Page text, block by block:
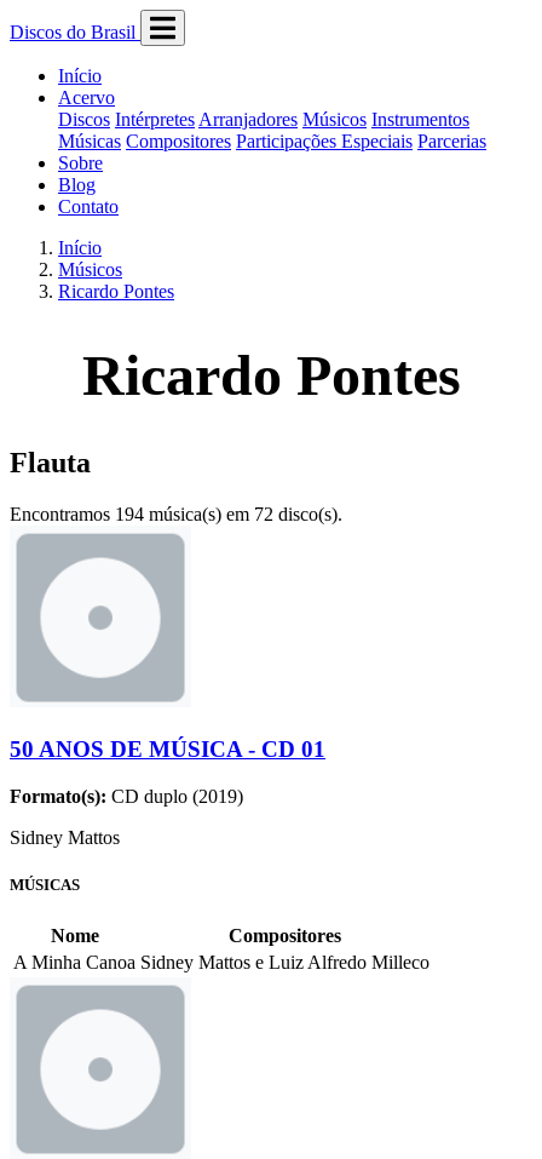
Discos do Brasil
Início
Acervo
Discos Intérpretes Arranjadores Músicos Instrumentos
Músicas Compositores Participações Especiais Parcerias
Sobre
Blog
Contato
Início
Músicos
Ricardo Pontes
Ricardo Pontes
Flauta
Encontramos 194 música(s) em 72 disco(s).
50 ANOS DE MÚSICA - CD 01
Formato(s): CD duplo (2019)
Sidney Mattos
MÚSICAS
Nome
Compositores
A Minha Canoa Sidney Mattos e Luiz Alfredo Milleco